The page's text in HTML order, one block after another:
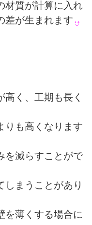
材質が計算に入れ
差が生まれます
く、工期も長く
りも高くなります
を減らすことがで
しまうことがあり
を薄くする場合に